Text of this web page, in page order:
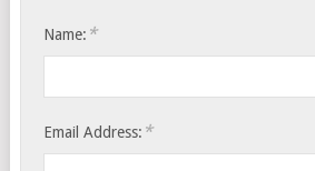
Name: *
Email Address: *